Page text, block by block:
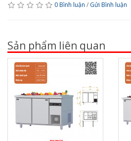
0 Bình luận / Gửi Bình luận
Sản phẩm liên quan